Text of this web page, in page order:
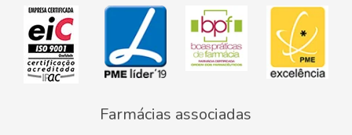
Farmácias associadas